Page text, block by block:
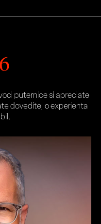
puternice si apreciate
dovedite, o experienta